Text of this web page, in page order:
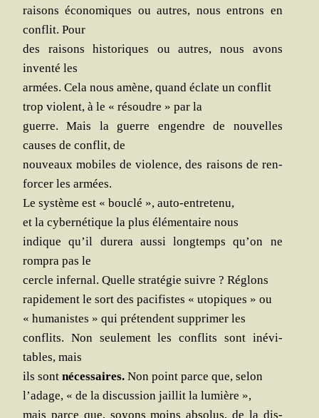
rai­sons éco­no­miques ou autres, nous entrons en
conflit. Pour
des rai­sons his­to­riques ou autres, nous avons
inven­té les
armées. Cela nous amène, quand éclate un conflit
trop violent, à le « résoudre » par la
guerre. Mais la guerre engendre de nou­velles
causes de conflit, de
nou­veaux mobiles de vio­lence, des rai­sons de ren­
for­cer les armées.
Le sys­tème est « bou­clé », auto-entretenu,
et la cyber­né­tique la plus élé­men­taire nous
indique qu’il dure­ra aus­si long­temps qu’on ne
rom­pra pas le
cercle infer­nal. Quelle stra­té­gie suivre ? Réglons
rapi­de­ment le sort des paci­fistes « uto­piques » ou
« huma­nistes » qui pré­tendent sup­pri­mer les
conflits. Non seule­ment les conflits sont inévi­
tables, mais
ils sont néces­saires. Non point parce que, selon
l’adage, « de la dis­cus­sion jaillit la lumière »,
mais parce que, soyons moins abso­lus, de la dis­